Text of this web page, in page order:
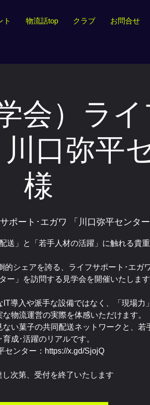
ト 物流話top クラブ お問合せ
会）ラ
口弥平
様
ポート･エガワ 「川口弥平センタ
送」と「若手人材の活躍」に触れる貴
的シェアを誇る、ライフサポート･エガ
ー」を訪問する見学会を開催いたします
導入や派手な設備ではなく、「現場力
な物流運営の実際を体感いただけます。
い菓子の共同配送ネットワークと、若
育成･活躍のリアルです。
センター：https://x.gd/SjojQ
次第、受付を終了いたします